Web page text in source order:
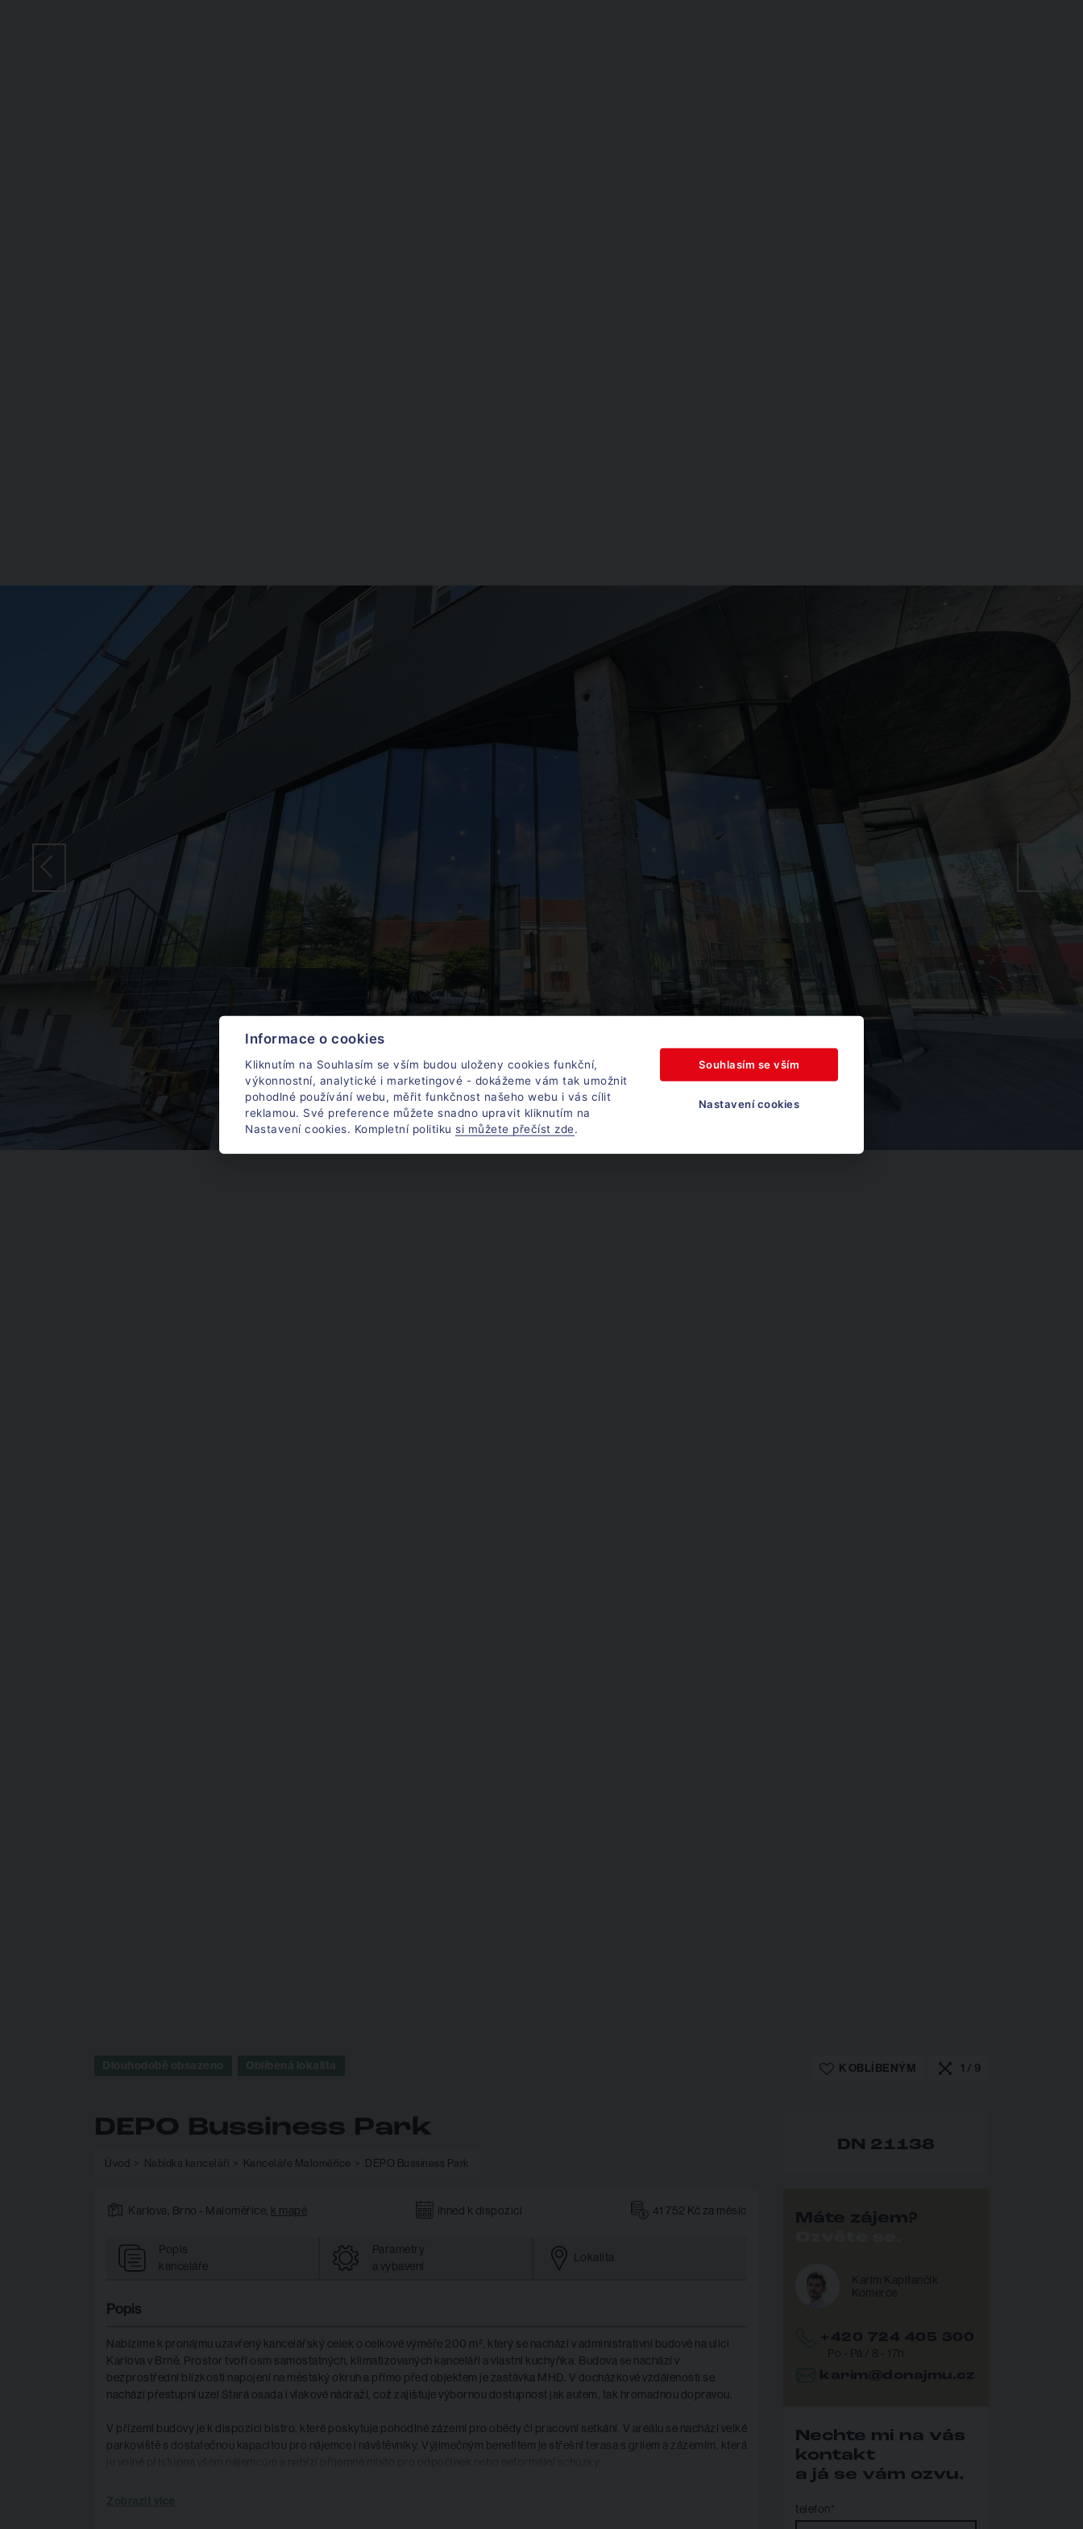
K OBLÍBENÝM 1 / 9
DEPO Bussiness Park
Úvod Nabídka kanceláří Kanceláře Maloměřice DEPO Bussiness Park
DN 21138
Karlova, Brno - Maloměřice, k mapě ihned k dispozici 41 752 Kč za měsíc
Popis
kanceláře
Parametry
a vybavení
Lokalita
Popis
Nabízíme k pronájmu uzavřený kancelářský celek o celkové výměře 200 m², který se nachází v administrativní budově na ulici
Karlova v Brně. Prostor tvoří osm samostatných, klimatizovaných kanceláří a vlastní kuchyňka. Budova se nachází v
bezprostřední blízkosti napojení na městský okruh a přímo před objektem je zastávka MHD. V docházkové vzdálenosti se
nachází přestupní uzel Stará osada i vlakové nádraží, což zajišťuje výbornou dostupnost jak autem, tak hromadnou dopravou.
V přízemí budovy je k dispozici bistro, které poskytuje pohodlné zázemí pro obědy či pracovní setkání. V areálu se nachází velké
parkoviště s dostatečnou kapacitou pro nájemce i návštěvníky. Výjimečným benefitem je střešní terasa s grilem a zázemím, která
Máte zájem?
Karim Kapitančík
Komerce
+420 724 405 300
Po - Pá / 8 - 17h
karim@donajmu.cz
Nechte mi na vás
kontakt
a já se vám ozvu.
telefon*
Informace o cookies
Kliknutím na Souhlasím se vším budou uloženy cookies funkční,
výkonnostní, analytické i marketingové - dokážeme vám tak umožnit
pohodlné používání webu, měřit funkčnost našeho webu i vás cílit
reklamou. Své preference můžete snadno upravit kliknutím na
Nastavení cookies. Kompletní politiku si můžete přečíst zde.
Souhlasím se vším
Nastavení cookies